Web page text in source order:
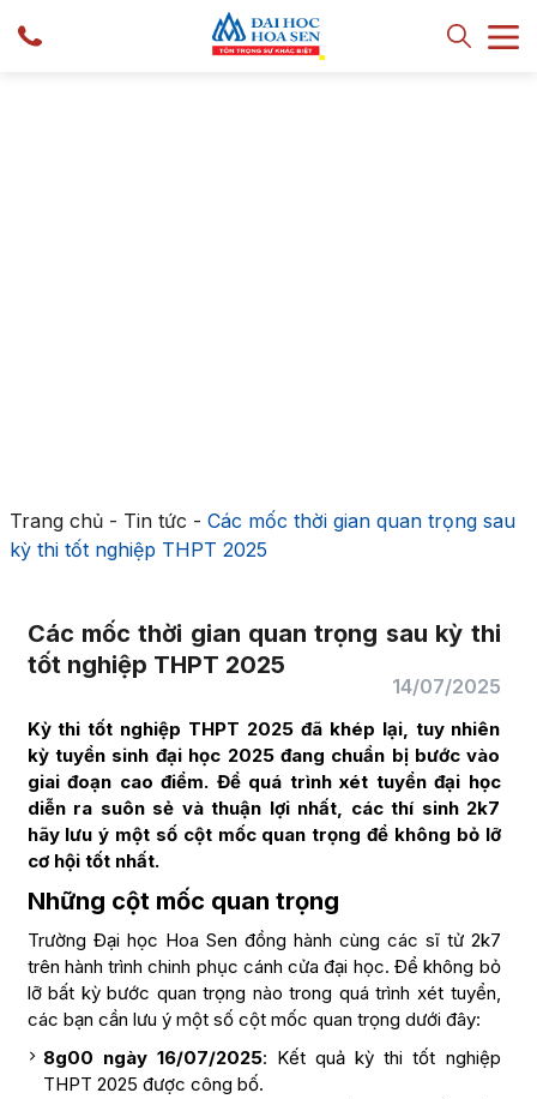
Trang chủ- Tin tức - Các mốc thời gian quan trọng sau
kỳ thi tốt nghiệp THPT 2025
Các mốc thời gian quan trọng sau kỳ thi
tốt nghiệp THPT 2025
14/07/2025
Kỳ thi tốt nghiệp THPT 2025 đã khép lại, tuy nhiên
kỳ tuyển sinh đại học 2025 đang chuẩn bị bước vào
giai đoạn cao điểm. Để quá trình xét tuyển đại học
diễn ra suôn sẻ và thuận lợi nhất, các thí sinh 2k7
hãy lưu ý một số cột mốc quan trọng để không bỏ lỡ
cơ hội tốt nhất.
Những cột mốc quan trọng
Trường Đại học Hoa Sen đồng hành cùng các sĩ tử 2k7
trên hành trình chinh phục cánh cửa đại học. Để không bỏ
lỡ bất kỳ bước quan trọng nào trong quá trình xét tuyển,
các bạn cần lưu ý một số cột mốc quan trọng dưới đây:
8g00 ngày 16/07/2025: Kết quả kỳ thi tốt nghiệp
THPT 2025 được công bố.